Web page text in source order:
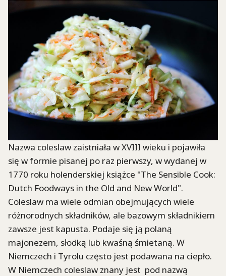
Nazwa coleslaw zaistniała w XVIII wieku i pojawiła
się w formie pisanej po raz pierwszy, w wydanej w
1770 roku holenderskiej książce "The Sensible Cook:
Dutch Foodways in the Old and New World".
Coleslaw ma wiele odmian obejmujących wiele
różnorodnych składników, ale bazowym składnikiem
zawsze jest kapusta. Podaje się ją polaną
majonezem, słodką lub kwaśną śmietaną. W
Niemczech i Tyrolu często jest podawana na ciepło.
W Niemczech coleslaw znany jest pod nazwą